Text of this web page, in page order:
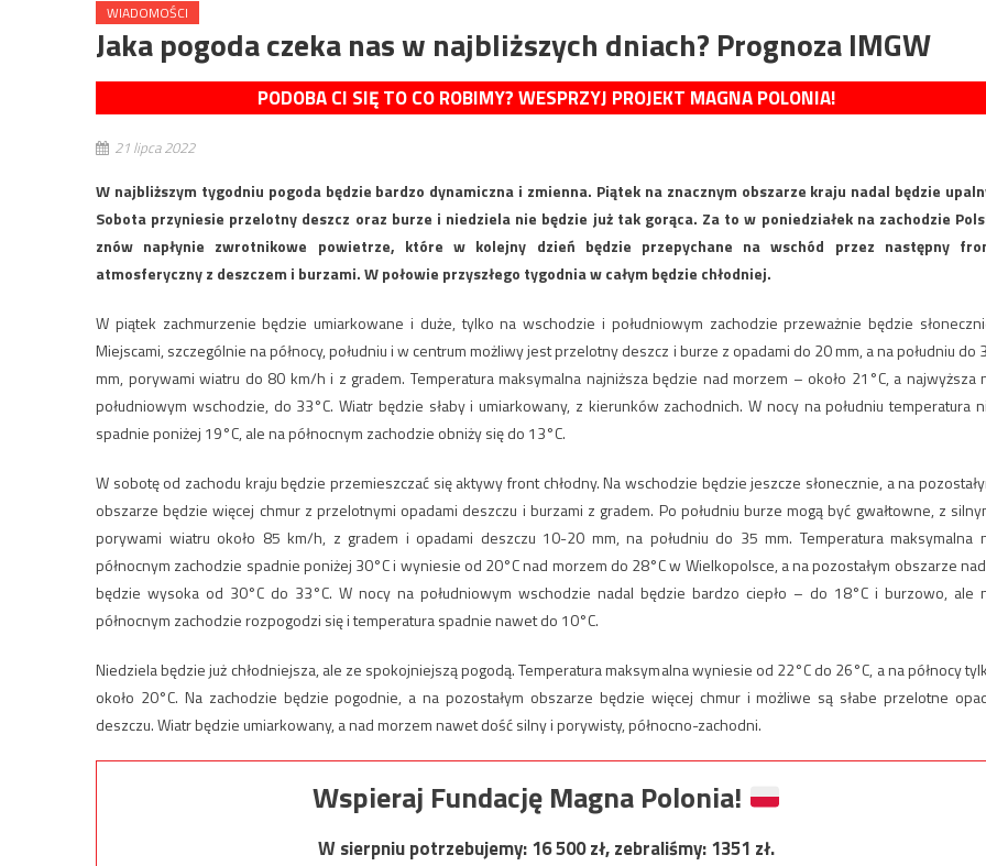
WIADOMOŚCI
Jaka pogoda czeka nas w najbliższych dniach? Prognoza IMGW
PODOBA CI SIĘ TO CO ROBIMY? WESPRZYJ PROJEKT MAGNA POLONIA!
21 lipca 2022
W najbliższym tygodniu pogoda będzie bardzo dynamiczna i zmienna. Piątek na znacznym obszarze kraju nadal będzie
Sobota przyniesie przelotny deszcz oraz burze i niedziela nie będzie już tak gorąca. Za to w poniedziałek na zachodzie
znów napłynie zwrotnikowe powietrze, które w kolejny dzień będzie przepychane na wschód przez następny
atmosferyczny z deszczem i burzami. W połowie przyszłego tygodnia w całym będzie chłodniej.
W piątek zachmurzenie będzie umiarkowane i duże, tylko na wschodzie i południowym zachodzie przeważnie będzie
Miejscami, szczególnie na północy, południu i w centrum możliwy jest przelotny deszcz i burze z opadami do 20 mm, a na południu do
mm, porywami wiatru do 80 km/h i z gradem. Temperatura maksymalna najniższa będzie nad morzem – około 21°C, a najwyższa
południowym wschodzie, do 33°C. Wiatr będzie słaby i umiarkowany, z kierunków zachodnich. W nocy na południu temperatura
spadnie poniżej 19°C, ale na północnym zachodzie obniży się do 13°C.
W sobotę od zachodu kraju będzie przemieszczać się aktywy front chłodny. Na wschodzie będzie jeszcze słonecznie, a na
obszarze będzie więcej chmur z przelotnymi opadami deszczu i burzami z gradem. Po południu burze mogą być gwałtowne, z
porywami wiatru około 85 km/h, z gradem i opadami deszczu 10-20 mm, na południu do 35 mm. Temperatura maksymalna
północnym zachodzie spadnie poniżej 30°C i wyniesie od 20°C nad morzem do 28°C w Wielkopolsce, a na pozostałym obszarze
będzie wysoka od 30°C do 33°C. W nocy na południowym wschodzie nadal będzie bardzo ciepło – do 18°C i burzowo, ale
północnym zachodzie rozpogodzi się i temperatura spadnie nawet do 10°C.
Niedziela będzie już chłodniejsza, ale ze spokojniejszą pogodą. Temperatura maksymalna wyniesie od 22°C do 26°C, a na północy
około 20°C. Na zachodzie będzie pogodnie, a na pozostałym obszarze będzie więcej chmur i możliwe są słabe przelotne
deszczu. Wiatr będzie umiarkowany, a nad morzem nawet dość silny i porywisty, północno-zachodni.
Wspieraj Fundację Magna Polonia!
W sierpniu potrzebujemy:16 500zł, zebraliśmy:1351 zł.